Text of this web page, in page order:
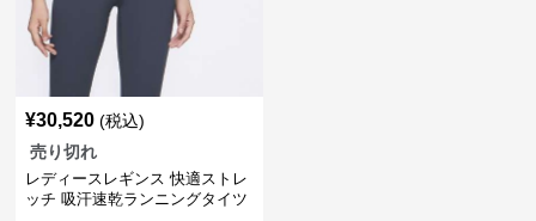
¥30,520 (税込)
売り切れ
レディースレギンス 快適ストレ
ッチ 吸汗速乾ランニングタイツ